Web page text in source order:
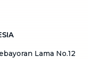
Lama No.12